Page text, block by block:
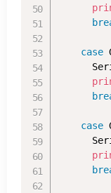
case
case